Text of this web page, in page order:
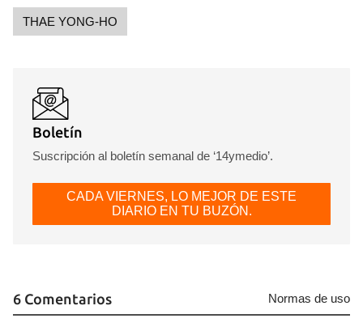
Guardar como favorito
iniciar sesión con tu cuenta de 14ymedio.
INICIAR SESIÓN CANCELAR
THAE YONG-HO
Boletín
Suscripción al boletín semanal de ‘14ymedio’.
CADA VIERNES, LO MEJOR DE ESTE
DIARIO EN TU BUZÓN.
6 Comentarios Normas de uso